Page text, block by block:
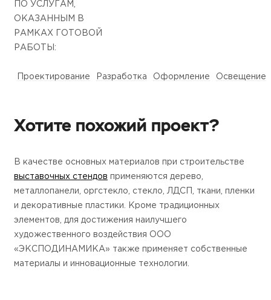
ПО УСЛУГАМ,
ОКАЗАННЫМ В
РАМКАХ ГОТОВОЙ
РАБОТЫ:
Проектирование Разработка Оформление Освещение
Хотите похожий проект?
В качестве основных материалов при строительстве
выставочных стендов применяются дерево,
металлопанели, оргстекло, стекло, ЛДСП, ткани, пленки
и декоративные пластики. Кроме традиционных
элементов, для достижения наилучшего
художественного воздействия ООО
«ЭКСПОДИНАМИКА» также применяет собственные
материалы и инновационные технологии.